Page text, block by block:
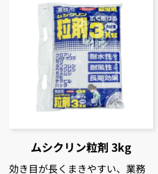
ムシクリン粒剤 3kg
効き目が長くまきやすい、業務